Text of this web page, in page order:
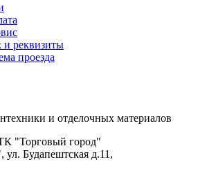
и реквизиты
проезда
и отделочных материалов
"Торговый город"
Будапештская д.11,